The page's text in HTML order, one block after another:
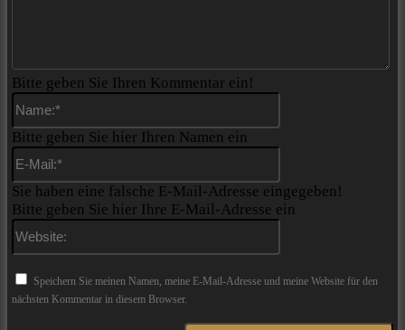
Bitte geben Sie Ihren Kommentar ein!
Bitte geben Sie hier Ihren Namen ein
Sie haben eine falsche E-Mail-Adresse eingegeben!
Bitte geben Sie hier Ihre E-Mail-Adresse ein
Speichern Sie meinen Namen, meine E-Mail-Adresse und meine Website für den
nächsten Kommentar in diesem Browser.